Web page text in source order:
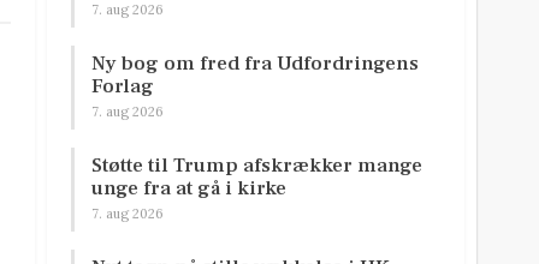
7. aug 2026
Ny bog om fred fra Udfordringens
Forlag
7. aug 2026
Støtte til Trump afskrækker mange
unge fra at gå i kirke
7. aug 2026